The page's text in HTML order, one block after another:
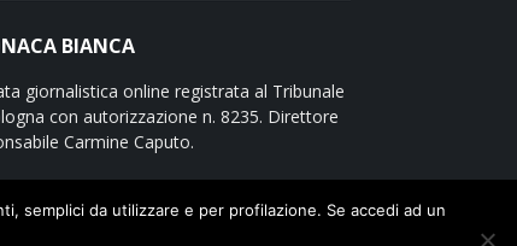
BIANCA
giornalistica online registrata al Tribunale
con autorizzazione n. 8235. Direttore
Carmine Caputo.
e privacy
semplici da utilizzare e per profilazione. Se accedi ad un